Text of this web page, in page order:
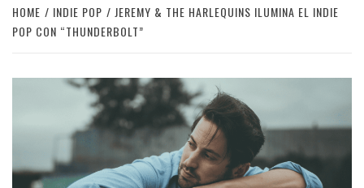
HOME INDIE POP
JEREMY & THE HARLEQUINS ILUMINA EL INDIE
POP CON “THUNDERBOLT”